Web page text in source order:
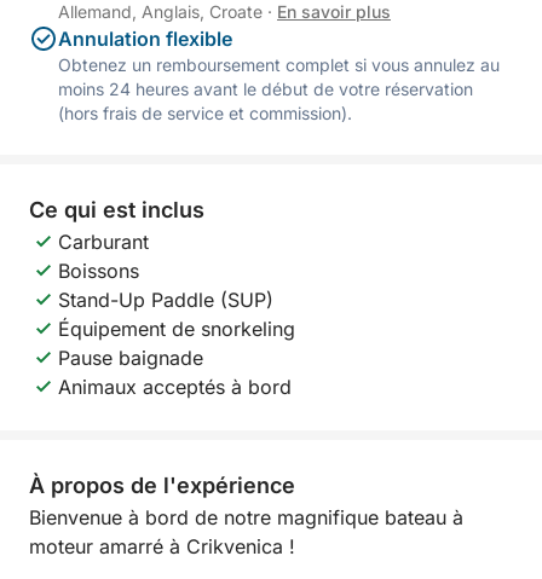
Allemand, Anglais, Croate · En savoir plus
Annulation flexible
Obtenez un remboursement complet si vous annulez au
moins 24 heures avant le début de votre réservation
(hors frais de service et commission).
Ce qui est inclus
Carburant
Boissons
Stand-Up Paddle (SUP)
Équipement de snorkeling
Pause baignade
Animaux acceptés à bord
À propos de l'expérience
Bienvenue à bord de notre magnifique bateau à
moteur amarré à Crikvenica !